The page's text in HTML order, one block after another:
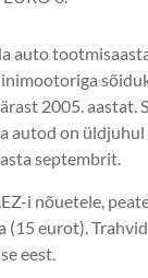
auto
2005. aastat.
autod on üldjuhul
septembrit.
i nõuetele,
(15 eurot).
eest.